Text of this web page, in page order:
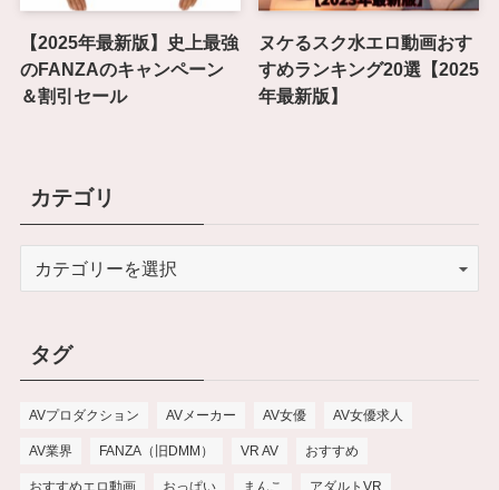
【2025年最新版】史上最強
のFANZAのキャンペーン
＆割引セール
ヌケるスク水エロ動画おす
すめランキング20選【2025
年最新版】
カテゴリ
タグ
AVプロダクション AVメーカー AV女優 AV女優求人
AV業界 FANZA（旧DMM） VR AV おすすめ
おすすめエロ動画 おっぱい まんこ アダルトVR